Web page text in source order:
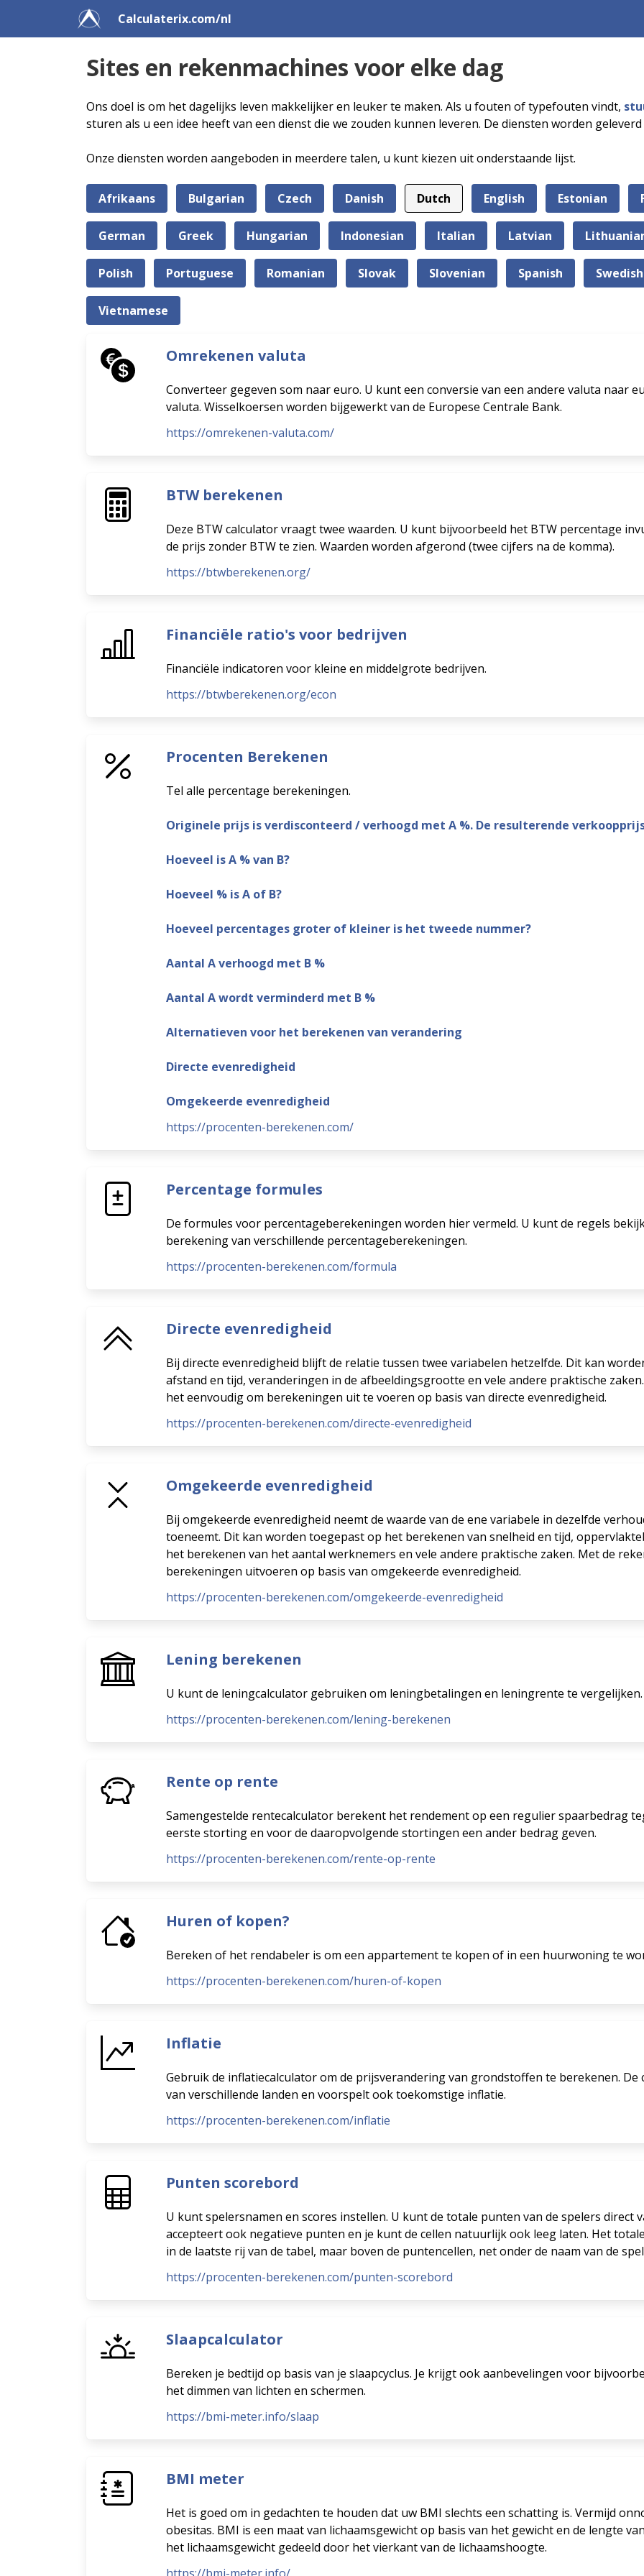
Calculaterix.com/nl
Sites en rekenmachines voor elke dag
Ons doel is om het dagelijks leven makkelijker en leuker te maken. Als u fouten of typefouten vindt,
sturen als u een idee heeft van een dienst die we zouden kunnen leveren. De diensten worden
Onze diensten worden aangeboden in meerdere talen, u kunt kiezen uit onderstaande lijst.
Afrikaans Bulgarian Czech Danish Dutch English Estonian
German Greek Hungarian Indonesian Italian Latvian
Polish Portuguese Romanian Slovak Slovenian Spanish Swedish
Vietnamese
Omrekenen valuta
Converteer gegeven som naar euro. U kunt een conversie van een andere valuta naar
valuta. Wisselkoersen worden bijgewerkt van de Europese Centrale Bank.
https://omrekenen-valuta.com/
BTW berekenen
Deze BTW calculator vraagt twee waarden. U kunt bijvoorbeeld het BTW percentage
de prijs zonder BTW te zien. Waarden worden afgerond (twee cijfers na de komma).
https://btwberekenen.org/
Financiële ratio's voor bedrijven
Financiële indicatoren voor kleine en middelgrote bedrijven.
https://btwberekenen.org/econ
Procenten Berekenen
Tel alle percentage berekeningen.
Originele prijs is verdisconteerd / verhoogd met A %. De resulterende
Hoeveel is A % van B?
Hoeveel % is A of B?
Hoeveel percentages groter of kleiner is het tweede nummer?
Aantal A verhoogd met B %
Aantal A wordt verminderd met B %
Alternatieven voor het berekenen van verandering
Directe evenredigheid
Omgekeerde evenredigheid
https://procenten-berekenen.com/
Percentage formules
De formules voor percentageberekeningen worden hier vermeld. U kunt de regels
berekening van verschillende percentageberekeningen.
https://procenten-berekenen.com/formula
Directe evenredigheid
Bij directe evenredigheid blijft de relatie tussen twee variabelen hetzelfde. Dit kan
afstand en tijd, veranderingen in de afbeeldingsgrootte en vele andere praktische
het eenvoudig om berekeningen uit te voeren op basis van directe evenredigheid.
https://procenten-berekenen.com/directe-evenredigheid
Omgekeerde evenredigheid
Bij omgekeerde evenredigheid neemt de waarde van de ene variabele in dezelfde
toeneemt. Dit kan worden toegepast op het berekenen van snelheid en tijd,
het berekenen van het aantal werknemers en vele andere praktische zaken. Met de
berekeningen uitvoeren op basis van omgekeerde evenredigheid.
https://procenten-berekenen.com/omgekeerde-evenredigheid
Lening berekenen
U kunt de leningcalculator gebruiken om leningbetalingen en leningrente te vergelijken.
https://procenten-berekenen.com/lening-berekenen
Rente op rente
Samengestelde rentecalculator berekent het rendement op een regulier spaarbedrag
eerste storting en voor de daaropvolgende stortingen een ander bedrag geven.
https://procenten-berekenen.com/rente-op-rente
Huren of kopen?
Bereken of het rendabeler is om een appartement te kopen of in een huurwoning te
https://procenten-berekenen.com/huren-of-kopen
Inflatie
Gebruik de inflatiecalculator om de prijsverandering van grondstoffen te berekenen.
van verschillende landen en voorspelt ook toekomstige inflatie.
https://procenten-berekenen.com/inflatie
Punten scorebord
U kunt spelersnamen en scores instellen. U kunt de totale punten van de spelers direct
accepteert ook negatieve punten en je kunt de cellen natuurlijk ook leeg laten. Het
in de laatste rij van de tabel, maar boven de puntencellen, net onder de naam van de
https://procenten-berekenen.com/punten-scorebord
Slaapcalculator
Bereken je bedtijd op basis van je slaapcyclus. Je krijgt ook aanbevelingen voor
het dimmen van lichten en schermen.
https://bmi-meter.info/slaap
BMI meter
Het is goed om in gedachten te houden dat uw BMI slechts een schatting is. Vermijd
obesitas. BMI is een maat van lichaamsgewicht op basis van het gewicht en de lengte
het lichaamsgewicht gedeeld door het vierkant van de lichaamshoogte.